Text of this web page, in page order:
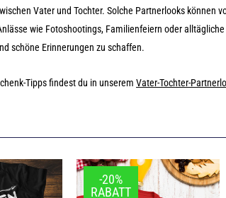
Vater und Tochter. Solche Partnerlooks können
wie Fotoshootings, Familienfeiern oder
schöne Erinnerungen zu schaffen.
Tipps findest du in unserem Vater-Tochter-
-20%
RABATT